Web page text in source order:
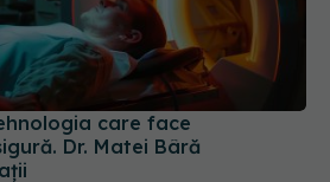
Dr. Matei Bâră